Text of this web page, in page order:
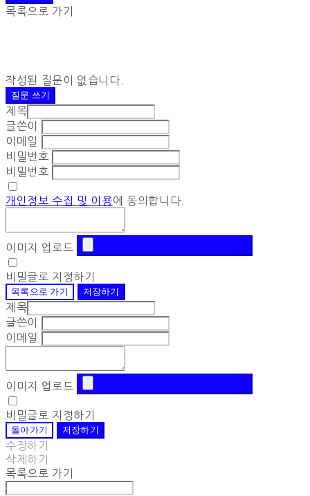
목록으로 가기
작성된 질문이 없습니다.
질문 쓰기
제목
글쓴이
이메일
비밀번호
비밀번호
개인정보 수집 및 이용에 동의합니다.
이미지 업로드
비밀글로 지정하기
목록으로 가기
저장하기
제목
글쓴이
이메일
이미지 업로드
비밀글로 지정하기
돌아가기
저장하기
수정하기
삭제하기
목록으로 가기